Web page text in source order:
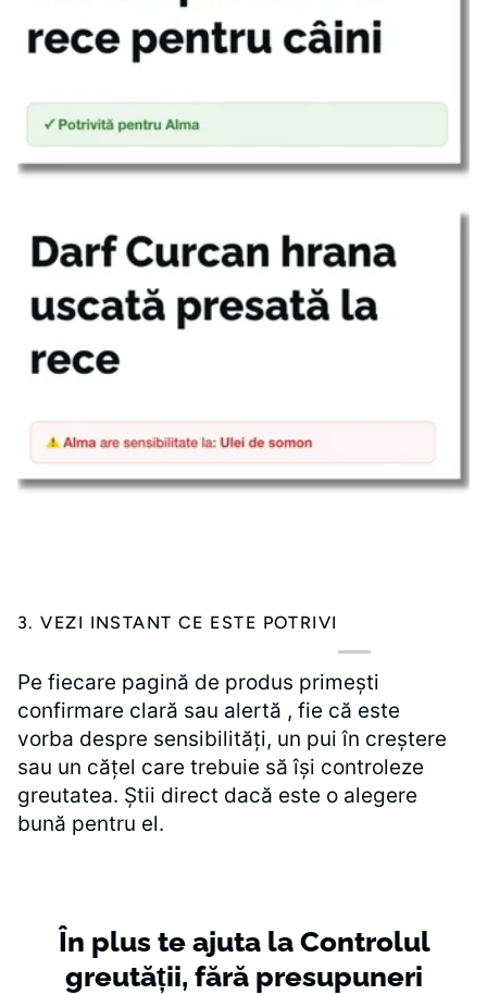
3. VEZI INSTANT CE ESTE POTRIVI
Pe fiecare pagină de produs primești
confirmare clară sau alertă , fie că este
vorba despre sensibilități, un pui în creștere
sau un cățel care trebuie să își controleze
greutatea. Știi direct dacă este o alegere
bună pentru el.
În plus te ajuta la Controlul
greutății, fără presupuneri